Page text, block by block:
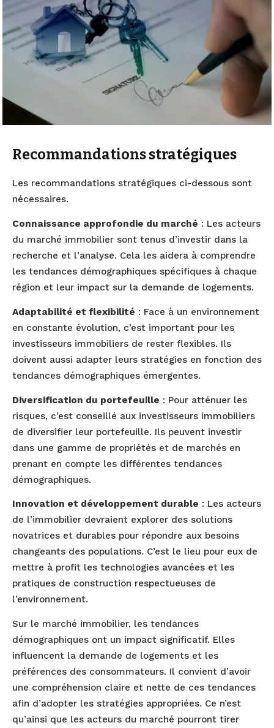
Recommandations stratégiques
Les recommandations stratégiques ci-dessous sont
nécessaires.
Connaissance approfondie du marché : Les acteurs
du marché immobilier sont tenus d’investir dans la
recherche et l’analyse. Cela les aidera à comprendre
les tendances démographiques spécifiques à chaque
région et leur impact sur la demande de logements.
Adaptabilité et flexibilité : Face à un environnement
en constante évolution, c’est important pour les
investisseurs immobiliers de rester flexibles. Ils
doivent aussi adapter leurs stratégies en fonction des
tendances démographiques émergentes.
Diversification du portefeuille : Pour atténuer les
risques, c’est conseillé aux investisseurs immobiliers
de diversifier leur portefeuille. Ils peuvent investir
dans une gamme de propriétés et de marchés en
prenant en compte les différentes tendances
démographiques.
Innovation et développement durable : Les acteurs
de l’immobilier devraient explorer des solutions
novatrices et durables pour répondre aux besoins
changeants des populations. C’est le lieu pour eux de
mettre à profit les technologies avancées et les
pratiques de construction respectueuses de
l’environnement.
Sur le marché immobilier, les tendances
démographiques ont un impact significatif. Elles
influencent la demande de logements et les
préférences des consommateurs. Il convient d’avoir
une compréhension claire et nette de ces tendances
afin d’adopter les stratégies appropriées. Ce n’est
qu’ainsi que les acteurs du marché pourront tirer